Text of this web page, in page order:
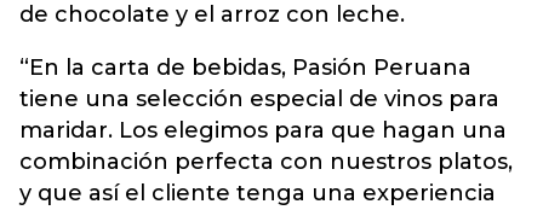
de chocolate y el arroz con leche.
“En la carta de bebidas, Pasión Peruana
tiene una selección especial de vinos para
maridar. Los elegimos para que hagan una
combinación perfecta con nuestros platos,
y que así el cliente tenga una experiencia